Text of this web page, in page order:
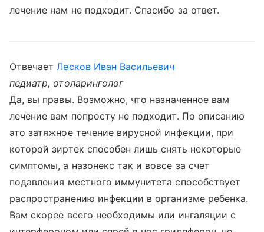
лечение нам не подходит. Спасибо за ответ.
ОтвечаетЛесков Иван Васильевич
педиатр, отоларинголог
Да, вы правы. Возможно, что назначенное вам
лечение вам попросту не подходит. По описанию
это затяжное течение вирусной инфекции, при
которой зиртек способен лишь снять некоторые
симптомы, а назонекс так и вовсе за счет
подавления местного иммунитета способствует
распространению инфекции в организме ребенка.
Вам скорее всего необходимы или ингаляции с